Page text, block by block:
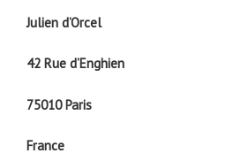
Julien d’Orcel
42 Rue d’Enghien
75010 Paris
France